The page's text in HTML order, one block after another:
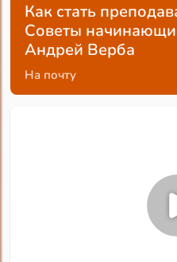
Как стать
Советы
Андрей Верба
На почту